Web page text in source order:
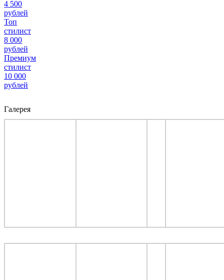
4 500
рублей
Топ
стилист
8 000
рублей
Премиум
стилист
10 000
рублей
Галерея